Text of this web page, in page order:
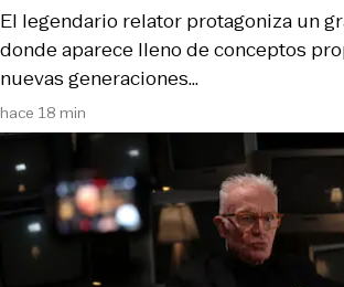
hace 18 min
El legendario relator protagoniza un
donde aparece lleno de conceptos
nuevas generaciones…